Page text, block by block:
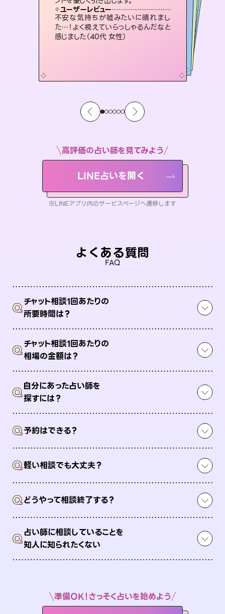
ユーザーレビュー
不安な気持ちが嘘みたいに晴れまし
た…！よく視えていらっしゃるんだなと
感じました（40代 女性）
ユーザーレビュー
安心感のあり、言い切ってくれる所や濁
さない鑑定のおかげで、毎回自分の気
持ちを整えられます（30代 男性）
ユーザーレビュー
複雑な背景もしっかり聞いて鑑定して
いただけました。気持ちが楽になりまし
た（50代 女性）
鑑定していただいてアドバイス通りに行
動すると仲が復活してきました。ありが
とうございました（40代 女性）
職場の人の性質や人間関係、本心など
本当によく視えていてびっくり。対策が
打てて前向きになれます（40代）
ユーザーレビュー
とても心温まる鑑定でした。しかもこち
らは何も言っていないのに視えていらっ
しゃるんだなと驚きです（30代女性）
高評価の占い師を見てみよう
LINE占いを開く
※LINEアプリ内のサービスページへ遷移します
よくある質問
FAQ
Qチャット相談1回あたりの
所要時間は？
Qチャット相談1回あたりの
相場の金額は？
Q自分にあった占い師を
探すには？
Q予約はできる？
Q軽い相談でも大丈夫？
Qどうやって相談終了する？
Q占い師に相談していることを
知人に知られたくない
準備OK！さっそく占いを始めよう